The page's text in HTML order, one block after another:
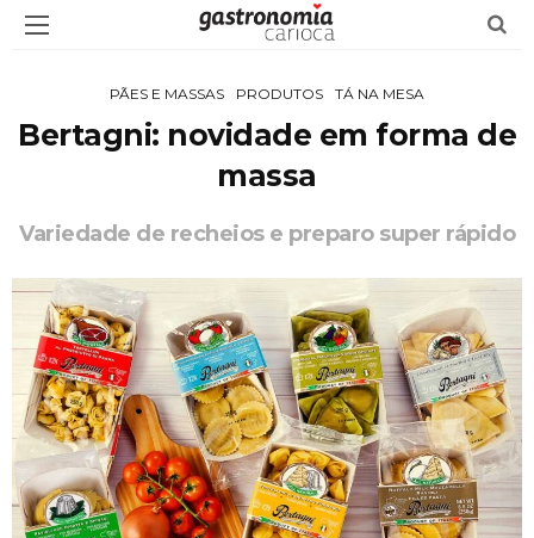
PÃES E MASSAS PRODUTOS TÁ NA MESA
Bertagni: novidade em forma de
massa
Variedade de recheios e preparo super rápido